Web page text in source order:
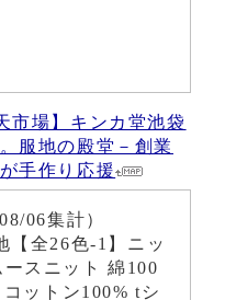
市場】キンカ堂池袋
服地の殿堂－創業
手作り応援
06集計）
【全26色-1】ニッ
スニット 綿100
ットン100% tシ